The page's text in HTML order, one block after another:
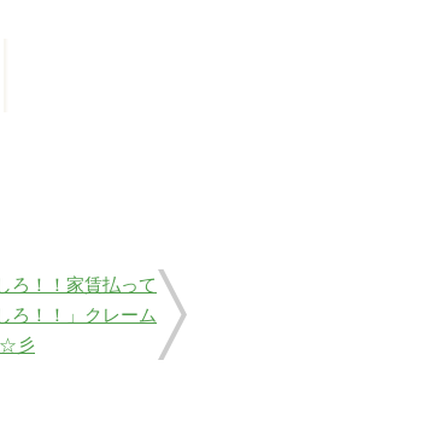
ろ！！家賃払って
ろ！！」クレーム
☆彡